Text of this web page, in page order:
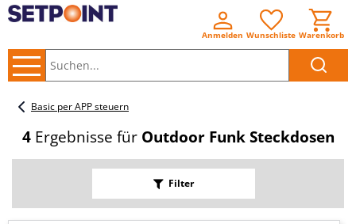
Anmelden Wunschliste Warenkorb
Basic per APP steuern
4Ergebnisse für Outdoor Funk Steckdosen
Filter